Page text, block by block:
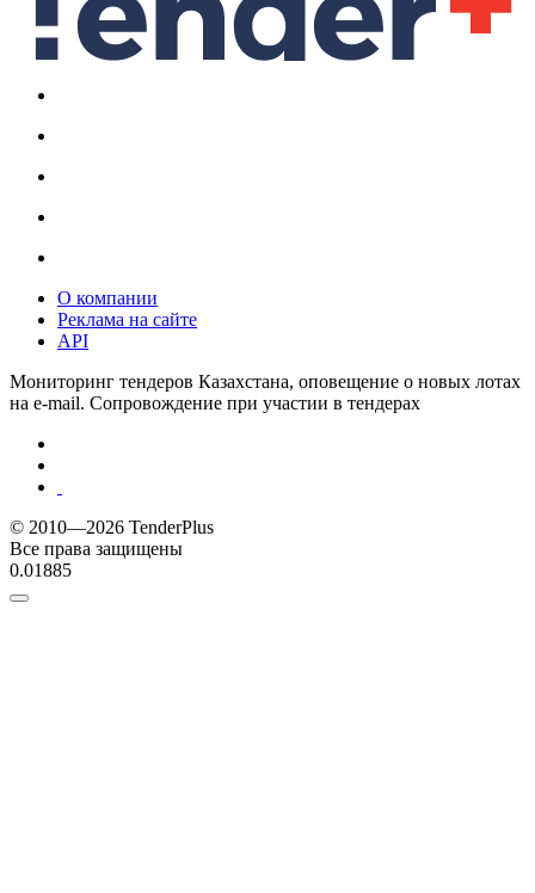
О компании
Реклама на сайте
API
Мониторинг тендеров Казахстана, оповещение о новых лотах
на e-mail. Сопровождение при участии в тендерах
© 2010—2026 TenderPlus
Все права защищены
0.01885